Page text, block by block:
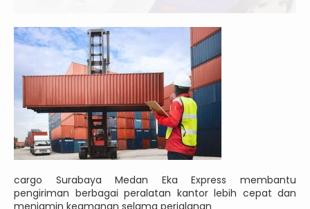
cargo Surabaya Medan Eka Express membantu
pengiriman berbagai peralatan kantor lebih cepat dan
menjamin keamanan selama perjalanan